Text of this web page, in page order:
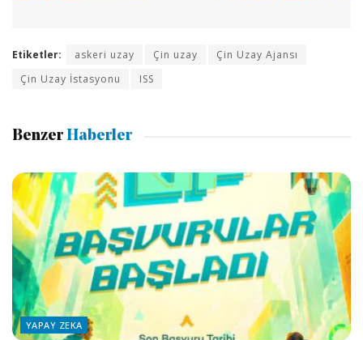
Etiketler: askeri uzay Çin uzay
Çin Uzay Ajansı
Çin Uzay İstasyonu
ISS
Benzer Haberler
YAPAY ZEKA